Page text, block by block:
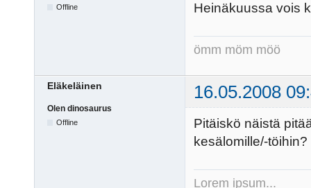
Offline Heinäkuussa vois
ömm möm möö
Eläkeläinen 16.05.2008
Olen dinosaurus
Offline
Pitäiskö näistä
kesälomille/-töihin?
Lorem ipsum...